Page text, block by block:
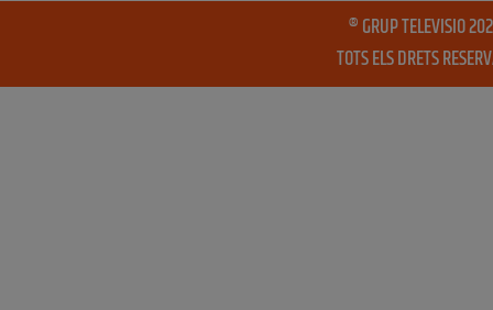
® GRUP TELEVISIO
TOTS ELS DRETS